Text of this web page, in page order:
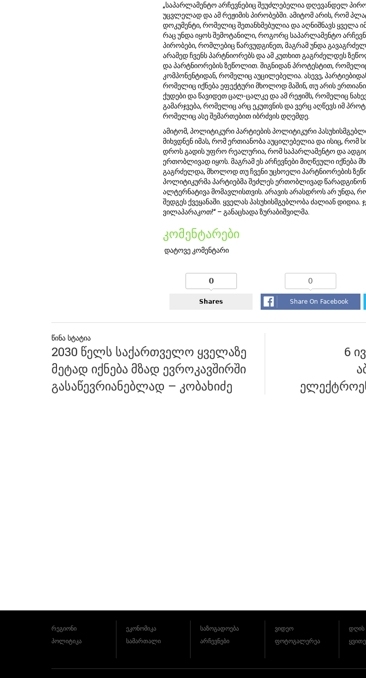
„საპარლამენტო არჩევნებიც შეუძლებელია დღევანდელ
უცვლელად და ამ რეჟიმის პირობებში. ამიტომ არის, რომ
დოკუმენტი, რომელიც შეთანხმებულია და აღნიშნავს ყველა
რაც უნდა იყოს შემოტანილი, როგორც საპარლამენტო
პირობები, რომლებიც წარვუდგინეთ, მაგრამ უნდა
არამედ ჩვენს პარტნიორებს და ამ კუთხით გაგრძელდეს
და პარტნიორების ზეწოლით. შიგნიდან პროტესტით,
კომპონენტიდან, რომელიც აუცილებელია. ასევე,
რომელიც იქნება ეფექტური მხოლოდ მაშინ, თუ არის
ქუდები და წავიდეთ ცალ-ცალკე და ამ რეჟიმს, რომელიც
გამარჯვება, რომელიც არც ეკუთვნის და ვერც აღწევს იმ
რომელიც ასე შემართებით იბრძვის დღემდე.
ამიტომ, პოლიტიკური პარტიების პოლიტიკური
მიხვდნენ იმას, რომ ერთიანობა აუცილებელია და ისიც, რომ
დროს გადის უფრო რეალურია, რომ საპარლამენტო და
ერთობლივად იყოს. მაგრამ ეს არჩევნები მიღწეული
გაგრძელდა, მხოლოდ თუ ჩვენი უცხოელი პარტნიორების
პოლიტიკურმა პარტიებმა შეძლეს ერთობლივად წარადგინონ
ალტერნატივა მომავლისთვის. არავის არასდროს არ უნდა,
შედგეს ქვეყანაში. ყველას პასუხისმგებლობა ძალიან
ვილაპარაკოთ!“ – განაცხადა ზურაბიშვილმა.
კომენტარები
დატოვე კომენტარი
0
Shares
0
Share On Facebook
პოსტის
ნავიგაცია
2030 წელს საქართველო ყველაზე
მეტად იქნება მზად ევროკავშირში
გასაწევრიანებლად – კობახიძე
6
რეგიონი
პოლიტიკა
ეკონომიკა
სამართალი
საზოგადოება
არჩევნები
ვიდეო
ფოტოგალერეა